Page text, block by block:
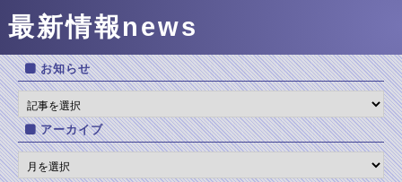
最新情報news
お知らせ
アーカイブ